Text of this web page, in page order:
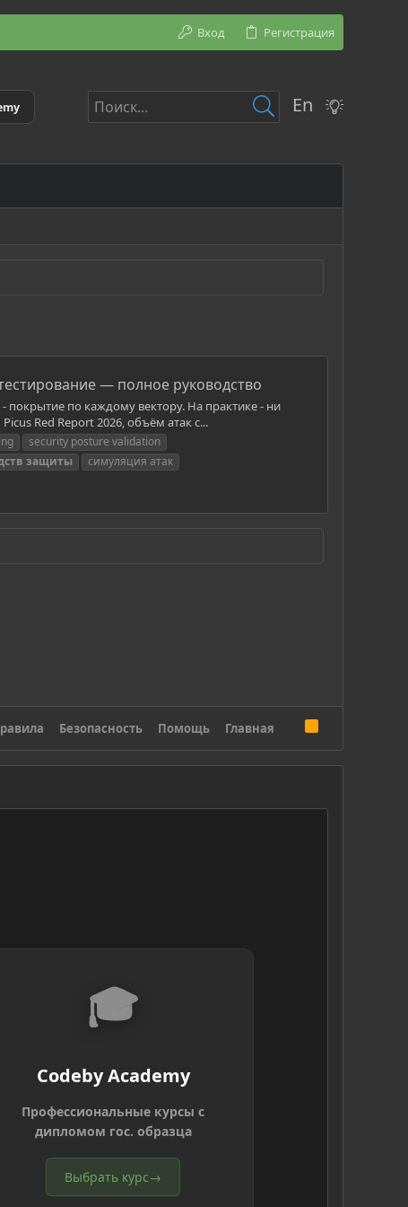
Вход Регистрация
En
— полное руководство
покрытие по каждому вектору. На практике - ни
Red Report 2026, объём атак с...
security posture validation
защиты
симуляция атак
Безопасность Помощь Главная
S
🎓
Codeby Academy
Профессиональные курсы с
дипломом гос. образца
Выбрать курс→